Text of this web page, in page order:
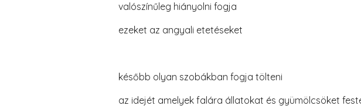
valószínűleg hiányolni fogja
ezeket az angyali etetéseket
később olyan szobákban fogja tölteni
az idejét amelyek falára állatokat és gyümölcsöket